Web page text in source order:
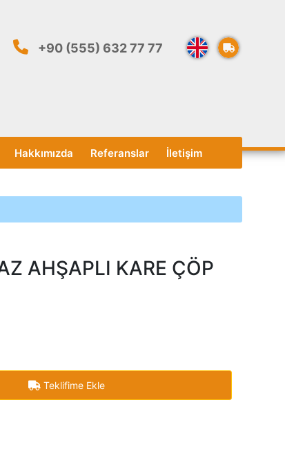
+90 (555) 632 77 77
Hakkımızda Referanslar İletişim
AHŞAPLI KARE ÇÖP
Teklifime Ekle